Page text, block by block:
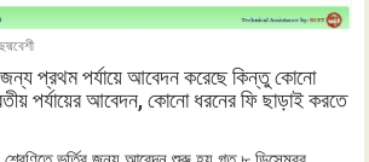
ছদ্মবেশী
জন্য প্রথম পর্যায়ে আবেদন করেছে কিন্তু কোনো
পর্যায়ের আবেদন, কোনো ধরনের ফি ছাড়াই করতে